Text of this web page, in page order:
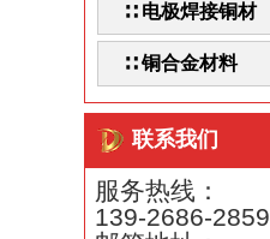
∷ 电极焊接铜材
∷ 铜合金材料
联系我们
服务热线：
139-2686-2859